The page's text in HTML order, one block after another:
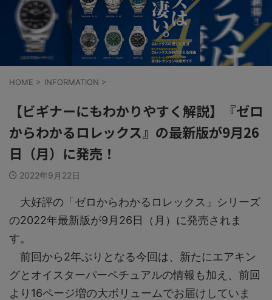
HOME > INFORMATION >
【ビギナーにもわかりやすく解説】『ゼロ
からわかるロレックス』の最新版が9月26
日（月）に発売！
2022年9月22日
大好評の「ゼロからわかるロレックス」シリーズ
の2022年最新版が9月26日（月）に発売されま
す。
前回から2年ぶりとなる今回は、新たにエアキン
グとオイスターパーペチュアルの情報も加え、前回
より16ページ増の大ボリュームでお届けしていま